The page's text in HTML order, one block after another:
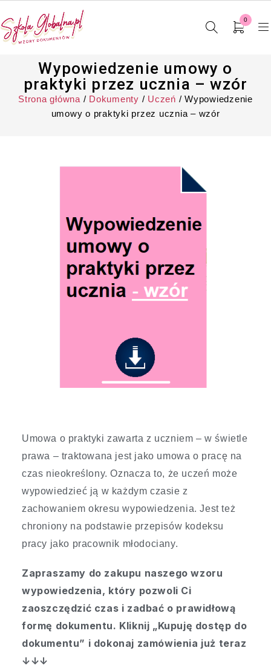
0
Wypowiedzenie umowy o
praktyki przez ucznia – wzór
Strona główna / Dokumenty / Uczeń / Wypowiedzenie
umowy o praktyki przez ucznia – wzór
Umowa o praktyki zawarta z uczniem – w świetle
prawa – traktowana jest jako umowa o pracę na
czas nieokreślony. Oznacza to, że uczeń może
wypowiedzieć ją w każdym czasie z
zachowaniem okresu wypowiedzenia. Jest też
chroniony na podstawie przepisów kodeksu
pracy jako pracownik młodociany.
Zapraszamy do zakupu naszego wzoru
wypowiedzenia, który pozwoli Ci
zaoszczędzić czas i zadbać o prawidłową
formę dokumentu. Kliknij „Kupuję dostęp do
dokumentu” i dokonaj zamówienia już teraz
↓↓↓